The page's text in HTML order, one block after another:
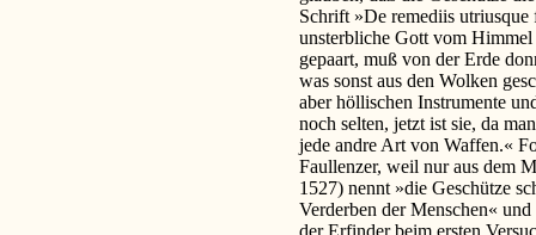
Schrift »De remediis utriusque
unsterbliche Gott vom
gepaart, muß von der Erde
was sonst aus den Wolken
aber höllischen Instrumente
noch selten, jetzt ist sie, da
jede andre Art von Waffen.«
Faullenzer, weil nur aus dem
1527) nennt »die Geschütze
Verderben der Menschen«